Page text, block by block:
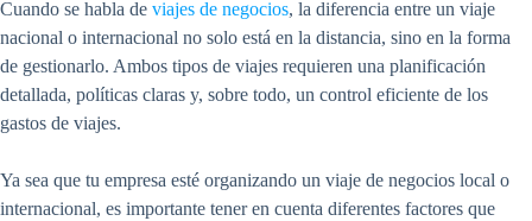
Cuando se habla de viajes de negocios, la diferencia entre un viaje
nacional o internacional no solo está en la distancia, sino en la forma
de gestionarlo. Ambos tipos de viajes requieren una planificación
detallada, políticas claras y, sobre todo, un control eficiente de los
gastos de viajes.
Ya sea que tu empresa esté organizando un viaje de negocios local o
internacional, es importante tener en cuenta diferentes factores que